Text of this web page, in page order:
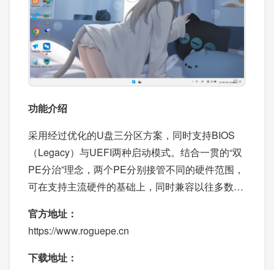
功能介绍
采用经过优化的U盘三分区方案，同时支持BIOS
（Legacy）与UEFI两种启动模式。结合一贯的“双
PE分治”理念，两个PE分别接管不同的硬件范围，
可在支持主流硬件的基础上，同时兼容以往多数旧
数据的各项操作。
官方地址：
https://www.roguepe.cn
下载地址：